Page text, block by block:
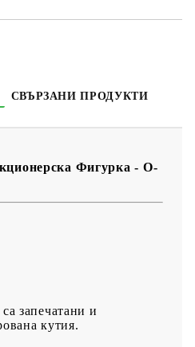
СВЪРЗАНИ ПРОДУКТИ
Фигурка - O-
запечатани и
кутия.